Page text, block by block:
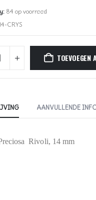
84 op voorraad
CRYS
TOEVOEGEN
AANVULLENDE
Rivoli, 14 mm